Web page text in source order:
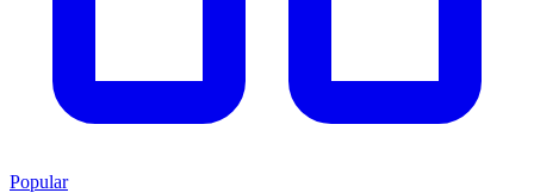
Popular